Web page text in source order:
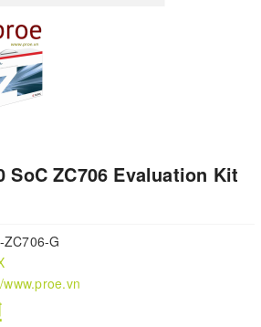
SoC ZC706 Evaluation Kit
ZC706-G